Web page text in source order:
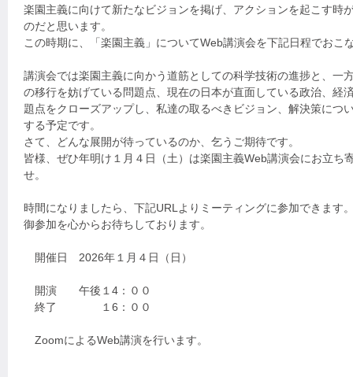
楽園主義に向けて新たなビジョンを掲げ、アクションを起こす時
のだと思います。
この時期に、「楽園主義」についてWeb講演会を下記日程でおこ
講演会では楽園主義に向かう道筋としての科学技術の進捗と、一
の移行を妨げている問題点、現在の日本が直面している政治、経
題点をクローズアップし、私達の取るべきビジョン、解決策につ
する予定です。
さて、どんな展開が待っているのか、乞うご期待です。
皆様、ぜひ年明け１月４日（土）は楽園主義Web講演会にお立ち
せ。
時間になりましたら、下記URLよりミーティングに参加できます
御参加を心からお待ちしております。
開催日 2026年１月４日（日）
開演 午後１4：００
終了 １6：００
ZoomによるWeb講演を行います。